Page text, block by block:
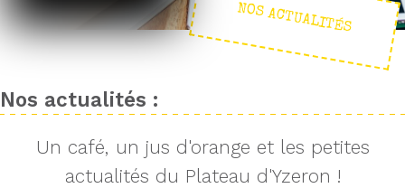
NOS ACTUALITÉS
Nos actualités :
Un café, un jus d'orange et les petites
actualités du Plateau d'Yzeron !